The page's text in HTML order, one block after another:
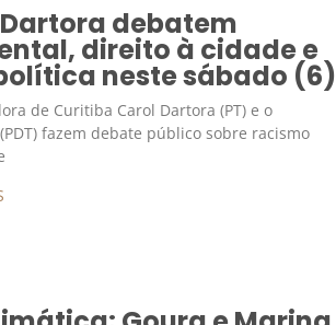
debatem
direito à cidade e
neste sábado (6)
de Curitiba Carol Dartora (PT) e o
fazem debate público sobre racismo